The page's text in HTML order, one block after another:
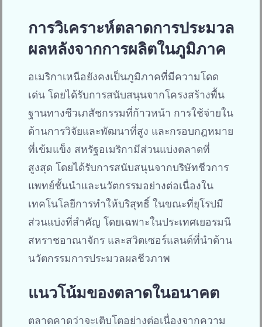
การวิเคราะห์ตลาดการประมวล
ผลหลังจากการผลิตในภูมิภาค
อเมริกาเหนือยังคงเป็นภูมิภาคที่มีความโดด
เด่น โดยได้รับการสนับสนุนจากโครงสร้างพื้น
ฐานทางชีวเภสัชกรรมที่ก้าวหน้า การใช้จ่ายใน
ด้านการวิจัยและพัฒนาที่สูง และกรอบกฎหมาย
ที่เข้มแข็ง สหรัฐอเมริกามีส่วนแบ่งตลาดที่
สูงสุด โดยได้รับการสนับสนุนจากบริษัทชีวการ
แพทย์ชั้นนำและนวัตกรรมอย่างต่อเนื่องใน
เทคโนโลยีการทำให้บริสุทธิ์ ในขณะที่ยุโรปมี
ส่วนแบ่งที่สำคัญ โดยเฉพาะในประเทศเยอรมนี
สหราชอาณาจักร และสวิตเซอร์แลนด์ที่นำด้าน
นวัตกรรมการประมวลผลชีวภาพ
แนวโน้มของตลาดในอนาคต
ตลาดคาดว่าจะเติบโตอย่างต่อเนื่องจากความ